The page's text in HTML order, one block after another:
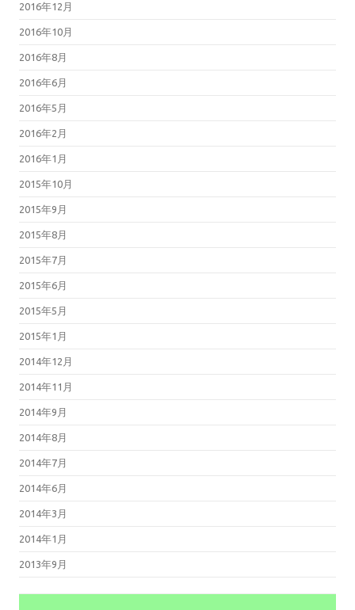
2016年12月
2016年10月
2016年8月
2016年6月
2016年5月
2016年2月
2016年1月
2015年10月
2015年9月
2015年8月
2015年7月
2015年6月
2015年5月
2015年1月
2014年12月
2014年11月
2014年9月
2014年8月
2014年7月
2014年6月
2014年3月
2014年1月
2013年9月